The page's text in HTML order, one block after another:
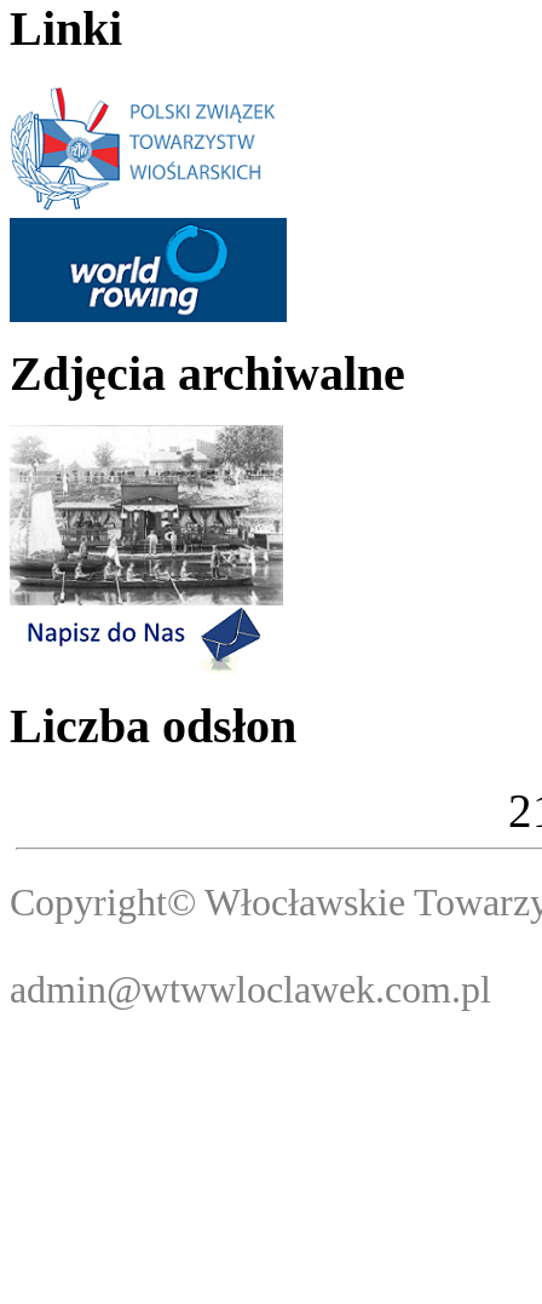
Linki
Zdjęcia archiwalne
Liczba odsłon
2
Copyright©
admin@wtwwloclawek.com.pl